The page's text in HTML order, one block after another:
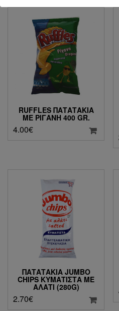
RUFFLES ΠΑΤΑΤΆΚΙΑ
ΜΕ ΡΊΓΑΝΗ 400 GR.
4.00€
ΠΑΤΑΤΆΚΙΑ JUMBO
CHIPS ΚΥΜΑΤΙΣΤΆ ΜΕ
ΑΛΆΤΙ (280G)
2.70€